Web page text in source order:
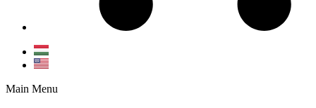
Main Menu